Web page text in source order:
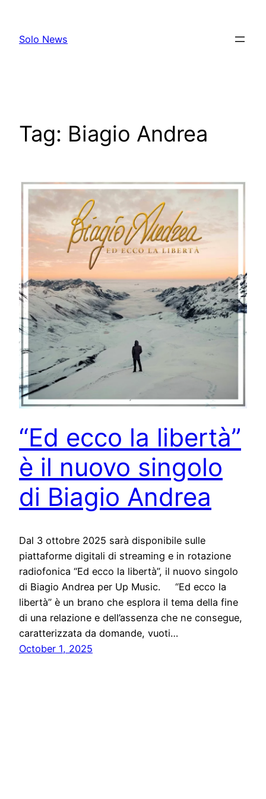
content
Solo News
Tag: Biagio Andrea
“Ed ecco la libertà”
è il nuovo singolo
di Biagio Andrea
Dal 3 ottobre 2025 sarà disponibile sulle
piattaforme digitali di streaming e in rotazione
radiofonica “Ed ecco la libertà”, il nuovo singolo
di Biagio Andrea per Up Music. “Ed ecco la
libertà” è un brano che esplora il tema della fine
di una relazione e dell’assenza che ne consegue,
caratterizzata da domande, vuoti…
October 1, 2025